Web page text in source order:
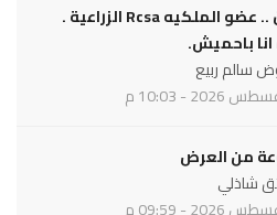
روائح الزمان .. عضو الملكيه Rcsa الزراعية .
باحميش.
سالم ربيع
من العرض
شاذلي